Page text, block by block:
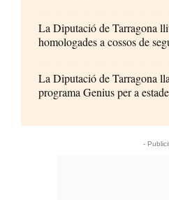
La Diputació de Tarragona
homologades a cossos de
La Diputació de Tarragona
programa Genius per a
-